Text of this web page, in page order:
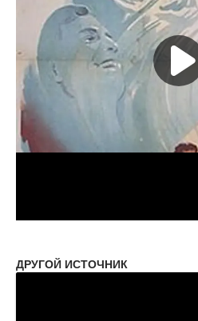
ДРУГОЙ ИСТОЧНИК